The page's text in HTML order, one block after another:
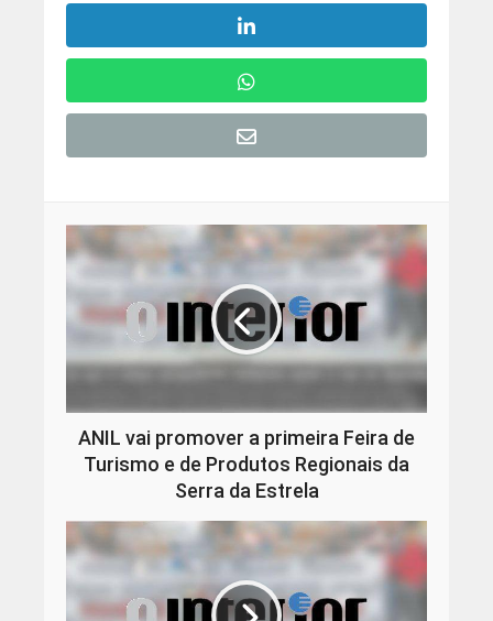
ANIL vai promover a primeira Feira de
Turismo e de Produtos Regionais da
Serra da Estrela